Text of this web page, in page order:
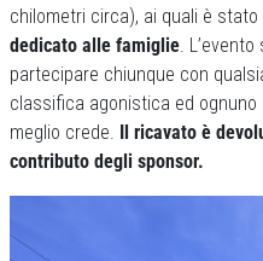
chilometri circa), ai quali è stato
dedicato alle famiglie.
partecipare chiunque con
classifica agonistica ed
meglio crede. Il ricavato è
contributo degli sponsor.